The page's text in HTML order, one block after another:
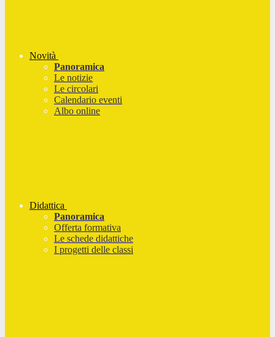
Novità
Panoramica
Le notizie
Le circolari
Calendario eventi
Albo online
Didattica
Panoramica
Offerta formativa
Le schede didattiche
I progetti delle classi